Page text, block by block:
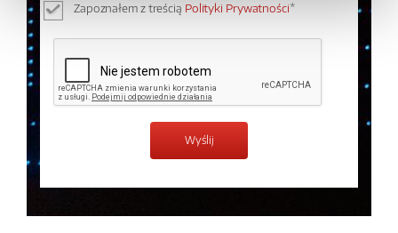
Zapoznałem z treścią Polityki Prywatności*